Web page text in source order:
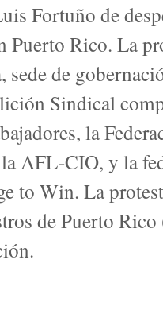
Fortuño de
Rico. La
sede de
Sindical
la
AFL-CIO, y la
to Win. La
de Puerto